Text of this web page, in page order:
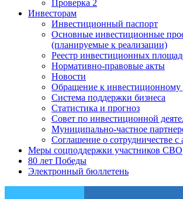
Проверка 2
Инвесторам
Инвестиционный паспорт
Основные инвестиционные
(планируемые к реализации)
Реестр инвестиционных
Нормативно-правовые акты
Новости
Обращение к
Система поддержки бизнеса
Статистика и прогноз
Совет по инвестиционной
Муниципально-частное
Соглашение о сотрудничестве с
Меры соцподдержки участников СВО
80 лет Победы
Электронный бюллетень